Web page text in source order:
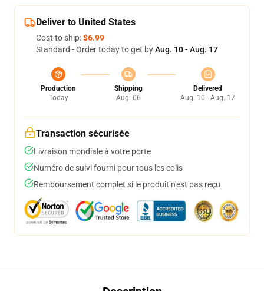
Deliver to United States
Cost to ship:$6.99
Standard - Order today to get byAug. 10 - Aug. 17
Production
Today
Shipping
Aug. 06
Delivered
Aug. 10 - Aug. 17
Transaction sécurisée
Livraison mondiale à votre porte
Numéro de suivi fourni pour tous les colis
Remboursement complet si le produit n'est pas reçu